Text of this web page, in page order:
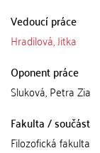
Vedoucí práce
Hradilová, Jitka
Oponent práce
Sluková, Petra Zia
Fakulta / součást
Filozofická fakulta